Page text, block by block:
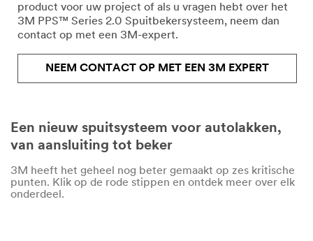
product voor uw project of als u vragen hebt over het
3M PPS™ Series 2.0 Spuitbekersysteem, neem dan
contact op met een 3M-expert.
NEEM CONTACT OP MET EEN 3M EXPERT
Een nieuw spuitsysteem voor autolakken,
van aansluiting tot beker
3M heeft het geheel nog beter gemaakt op zes kritische
punten. Klik op de rode stippen en ontdek meer over elk
onderdeel.